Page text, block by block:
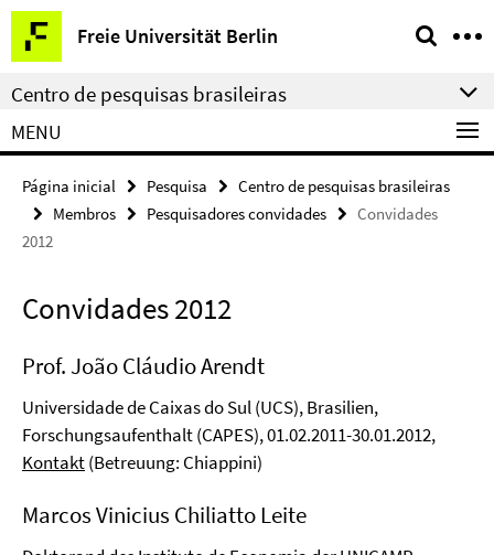
Springe
direkt
zu
Inhalt
Freie Universität Berlin
Serviço
de
navegação
Centro de pesquisas brasileiras
MENU
Página inicial Pesquisa
Centro de pesquisas brasileiras
Membros
Pesquisadores convidades
Convidades
2012
Convidades 2012
Prof. João Cláudio Arendt
Universidade de Caixas do Sul (UCS), Brasilien,
Forschungsaufenthalt (CAPES), 01.02.2011-30.01.2012,
Kontakt(Betreuung: Chiappini)
Marcos Vinicius Chiliatto Leite